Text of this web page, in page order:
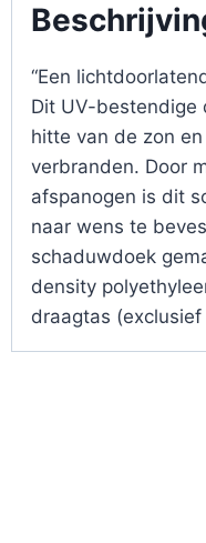
“Een
Dit UV-bestendige
hitte van de zon
verbranden. Door
afspanogen is dit
naar wens te
schaduwdoek
density
draagtas (exclusief